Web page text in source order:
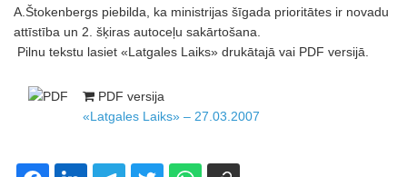
A.Štokenbergs piebilda, ka ministrijas šīgada prioritātes ir novadu
attīstība un 2. šķiras autoceļu sakārtošana.
Pilnu tekstu lasiet «Latgales Laiks» drukātajā vai PDF versijā.
PDF versija
«Latgales Laiks» – 27.03.2007